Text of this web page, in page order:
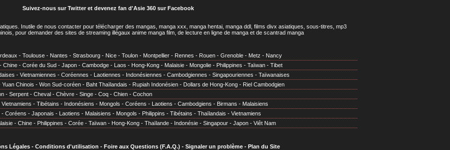
Suivez-nous sur Twitteret devenez fan d'Asie 360 sur Facebook
. Inutile de nous contacter pour télécharger des mangas, manga xxx, manga hentai, manga ddl, films divx asiatiques, sous-titres, mp3
pour demander des sites de streaming illégaux anime manga film, de lecture en ligne de manga et de scantrad manga
- Toulouse - Nantes - Strasbourg - Nice - Toulon - Montpellier - Rennes - Rouen - Grenoble - Metz - Nancy
- Chine - Corée du Sud - Japon - Cambodge - Laos - Hong-Kong - Malaisie - Mongolie - Philippines - Taïwan - Tibet
- Vietnamiennes - Coréennes - Laotiennes - Indonésiennes - Cambodgiennes - Singapouriennes - Taïwanaises
Yuan Chinois - Won Sud-coréen - Baht Thaïlandais - Rupiah Indonésien - Dollars de Hong-Kong - Riel Cambodgien
- Serpent - Cheval - Chèvre - Singe - Coq - Chien - Cochon
Vietnamiens - Tibétains - Indonésiens - Mongols - Coréens - Laotiens - Cambodgiens - Birmans - Malaisiens
- Coréens - Japonais - Laotiens - Malaisiens - Mongols - Philippins - Tibétains - Thaïlandais - Vietnamiens
- Chine - Philippines - Corée - Taïwan - Hong-Kong - Thaïlande - Indonésie - Singapour - Japon - Viêt Nam
Légales- Conditions d'utilisation - Foire aux Questions (F.A.Q.) - Signaler un problème- Plan du Site